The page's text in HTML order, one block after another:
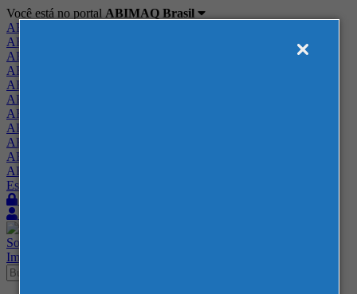
Você está no portal ABIMAQ Brasil
ABIMAQ Brasil
ABIMAQ Minas Gerais
ABIMAQ Norte-Nordeste
ABIMAQ Paraná
ABIMAQ Piracicaba
ABIMAQ Ribeirão Preto
ABIMAQ Rio de Janeiro
ABIMAQ Rio Grande do Sul
ABIMAQ Santa Catarina
ABIMAQ São Paulo
ABIMAQ Vale do Paraíba
Escritório de Relações Governamentais
Sobre
Imprensa